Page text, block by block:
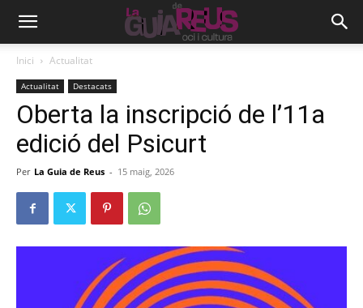
Inici Actualitat
Actualitat Destacats
Oberta la inscripció de l’11a
edició del Psicurt
Per La Guia de Reus - 15 maig, 2026